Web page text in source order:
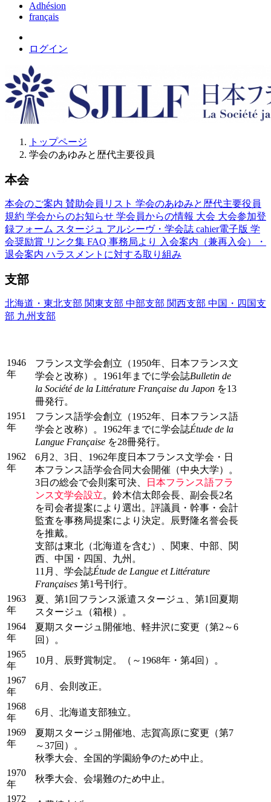
Adhésion
français
ログイン
トップページ
学会のあゆみと歴代主要役員
本会
本会のご案内 賛助会員リスト 学会のあゆみと歴代主要役員
規約 学会からのお知らせ 学会員からの情報 大会 大会参加登
録フォーム スタージュ アルシーヴ・学会誌 cahier電子版 学
会奨励賞 リンク集 FAQ 事務局より
入会案内（兼再入会）・
退会案内 ハラスメントに対する取り組み
支部
北海道・東北支部 関東支部 中部支部 関西支部 中国・四国支
部 九州支部
1946
年
フランス文学会創立（1950年、日本フランス文
学会と改称）。1961年までに学会誌Bulletin de
la Société de la Littérature Française du Japon を13
冊発行。
1951
年
フランス語学会創立（1952年、日本フランス語
学会と改称）。1962年までに学会誌Étude de la
Langue Française を28冊発行。
1962
年
6月2、3日、1962年度日本フランス文学会・日
本フランス語学会合同大会開催（中央大学）。
3日の総会で会則案可決、
日本フランス語フラ
ンス文学会設立。鈴木信太郎会長、副会長2名
を司会者提案により選出。評議員・幹事・会計
監査を事務局提案により決定。辰野隆名誉会長
を推戴。
支部は東北（北海道を含む）、関東、中部、関
西、中国・四国、九州。
11月、学会誌Étude de Langue et Littérature
Françaises 第1号刊行。
1963
年
夏、第1回フランス派遣スタージュ、第1回夏期
スタージュ（箱根）。
1964
年
夏期スタージュ開催地、軽井沢に変更（第2～6
回）。
1965
年
10月、辰野賞制定。（～1968年・第4回）。
1967
年
6月、会則改正。
1968
年
6月、北海道支部独立。
1969
年
夏期スタージュ開催地、志賀高原に変更（第7
～37回）。
秋季大会、全国的学園紛争のため中止。
1970
年
秋季大会、会場難のため中止。
1972